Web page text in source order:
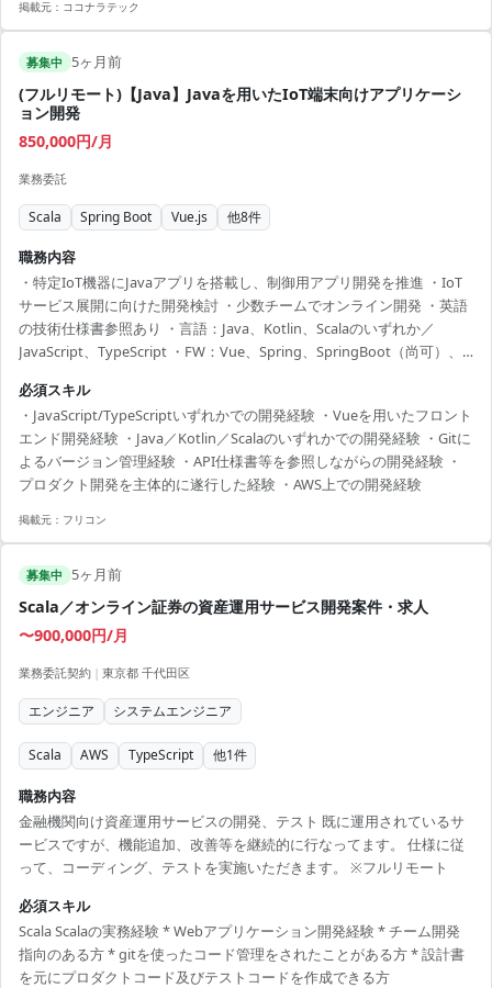
掲載元： ココナラテック
募集中 5ヶ月前
(フルリモート)【Java】Javaを用いたIoT端末向けアプリケーシ
ョン開発
850,000円/月
業務委託
Scala Spring Boot Vue.js 他8件
職務内容
・特定IoT機器にJavaアプリを搭載し、制御用アプリ開発を推進 ・IoT
サービス展開に向けた開発検討 ・少数チームでオンライン開発 ・英語
の技術仕様書参照あり ・言語：Java、Kotlin、Scalaのいずれか／
JavaScript、TypeScript ・FW：Vue、Spring、SpringBoot（尚可）、
必須スキル
・JavaScript/TypeScriptいずれかでの開発経験 ・Vueを用いたフロント
エンド開発経験 ・Java／Kotlin／Scalaのいずれかでの開発経験 ・Gitに
よるバージョン管理経験 ・API仕様書等を参照しながらの開発経験 ・
プロダクト開発を主体的に遂行した経験 ・AWS上での開発経験
掲載元： フリコン
募集中 5ヶ月前
Scala／オンライン証券の資産運用サービス開発案件・求人
〜900,000円/月
業務委託契約 | 東京都 千代田区
エンジニア システムエンジニア
Scala AWS TypeScript 他1件
職務内容
金融機関向け資産運用サービスの開発、テスト 既に運用されているサ
ービスですが、機能追加、改善等を継続的に行なってます。 仕様に従
って、コーディング、テストを実施いただきます。 ※フルリモート
必須スキル
Scala Scalaの実務経験 * Webアプリケーション開発経験 * チーム開発
指向のある方 * gitを使ったコード管理をされたことがある方 * 設計書
を元にプロダクトコード及びテストコードを作成できる方